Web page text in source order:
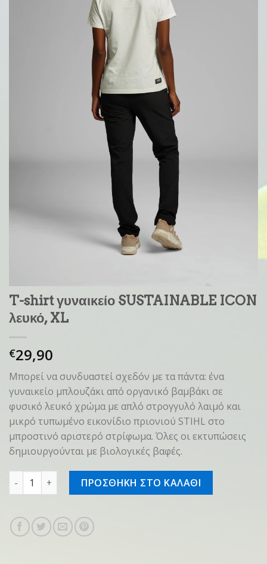
T-shirt γυναικείο SUSTAINABLE ICON
λευκό, XL
€29,90
Μπορεί να συνδυαστεί σχεδόν με τα πάντα: ένα
γυναικείο μπλουζάκι από οργανικό βαμβάκι σε
φυσικό λευκό χρώμα με απλό στρογγυλό λαιμό και
μικρό τυπωμένο εικονίδιο πριονιού STIHL στο
μπροστινό αριστερό στρίφωμα. Όλες οι εκτυπώσεις
δημιουργούνται με βιολογικές βαφές.
T-shirt γυναικείο SUSTAINABLE ICON λευκό, XL ποσότητα
ΠΡΟΣΘΗΚΗ ΣΤΟ ΚΑΛΑΘΙ